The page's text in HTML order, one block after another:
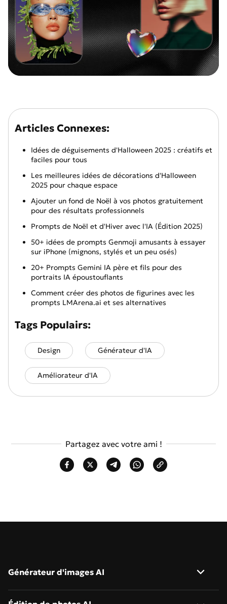
Articles Connexes:
Idées de déguisements d'Halloween 2025 : créatifs et
faciles pour tous
Les meilleures idées de décorations d'Halloween
2025 pour chaque espace
Ajouter un fond de Noël à vos photos gratuitement
pour des résultats professionnels
Prompts de Noël et d'Hiver avec l'IA (Édition 2025)
50+ idées de prompts Genmoji amusants à essayer
sur iPhone (mignons, stylés et un peu osés)
20+ Prompts Gemini IA père et fils pour des
portraits IA époustouflants
Comment créer des photos de figurines avec les
prompts LMArena.ai et ses alternatives
Tags Populairs:
Design Générateur d'IA
Améliorateur d'IA
Partagez avec votre ami !